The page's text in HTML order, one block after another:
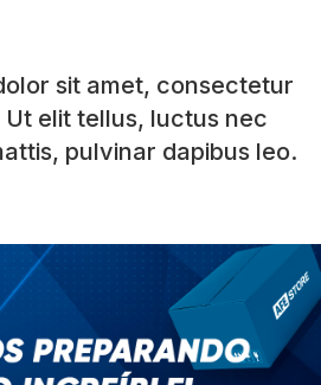
sit amet, consectetur
Ut elit tellus, luctus nec
pulvinar dapibus leo.
y promociones geniales